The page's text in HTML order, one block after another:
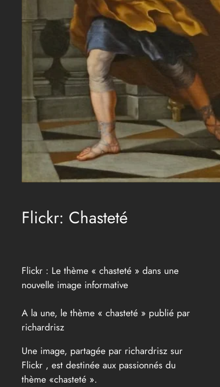
Flickr: Chasteté
Flickr : Le thème « chasteté » dans une
nouvelle image informative
A la une, le thème « chasteté » publié par
richardrisz
Une image, partagée par richardrisz sur
Flickr , est destinée aux passionnés du
thème «chasteté ».